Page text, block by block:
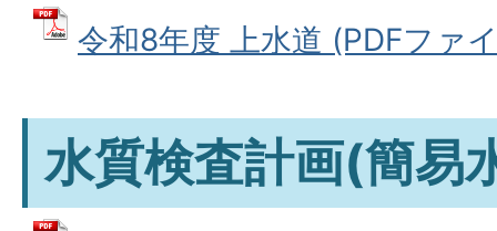
令和8年度 上水道 (PDFファ
水質検査計画(簡易